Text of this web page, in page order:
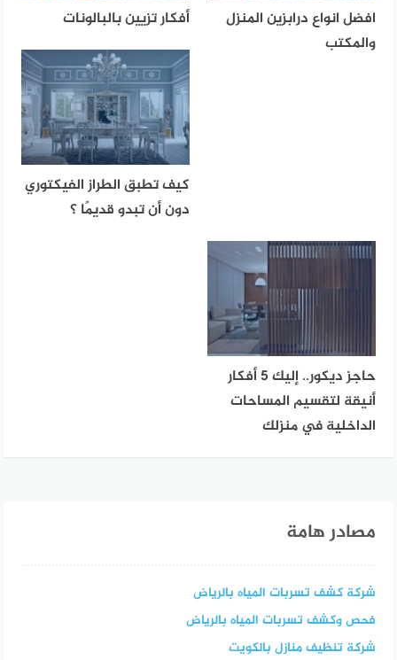
افضل انواع درابزين المنزل
والمكتب
أفكار تزيين بالبالونات
كيف تطبق الطراز الفيكتوري
دون أن تبدو قديمًا ؟
حاجز ديكور.. إليك 5 أفكار
أنيقة لتقسيم المساحات
الداخلية في منزلك
مصادر هامة
شركة كشف تسربات المياه بالرياض
فحص وكشف تسربات المياه بالرياض
شركة تنظيف منازل بالكويت